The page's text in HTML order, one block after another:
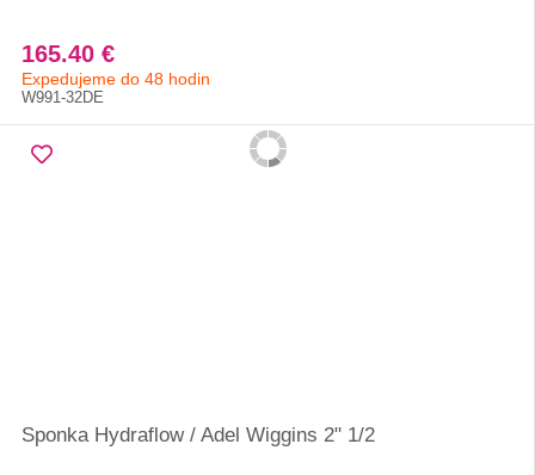
165.40 €
Expedujeme do 48 hodin
W991-32DE
Sponka Hydraflow / Adel Wiggins 2" 1/2